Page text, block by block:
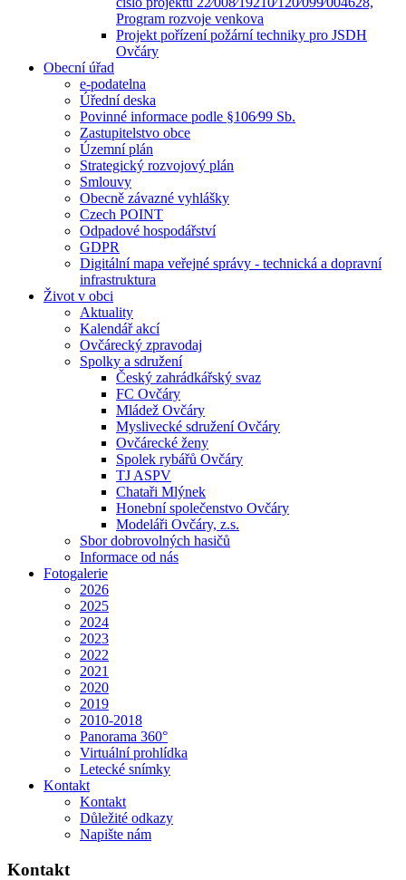
Program rozvoje venkova
Projekt pořízení požární techniky pro JSDH
Ovčáry
Obecní úřad
e-podatelna
Úřední deska
Povinné informace podle §106⁄99 Sb.
Zastupitelstvo obce
Územní plán
Strategický rozvojový plán
Smlouvy
Obecně závazné vyhlášky
Czech POINT
Odpadové hospodářství
GDPR
Digitální mapa veřejné správy - technická a dopravní
infrastruktura
Život v obci
Aktuality
Kalendář akcí
Ovčárecký zpravodaj
Spolky a sdružení
Český zahrádkářský svaz
FC Ovčáry
Mládež Ovčáry
Myslivecké sdružení Ovčáry
Ovčárecké ženy
Spolek rybářů Ovčáry
TJ ASPV
Chataři Mlýnek
Honební společenstvo Ovčáry
Modeláři Ovčáry, z.s.
Sbor dobrovolných hasičů
Informace od nás
Fotogalerie
2026
2025
2024
2023
2022
2021
2020
2019
2010-2018
Panorama 360°
Virtuální prohlídka
Letecké snímky
Kontakt
Kontakt
Důležité odkazy
Napište nám
Kontakt